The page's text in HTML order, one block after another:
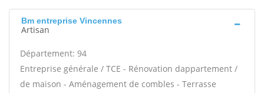
Bm entreprise Vincennes
Artisan
Département: 94
Entreprise générale / TCE - Rénovation dappartement /
de maison - Aménagement de combles - Terrasse